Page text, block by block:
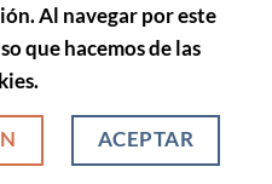
leída por Vicente
Al navegar por este
que hacemos de las
ACEPTAR